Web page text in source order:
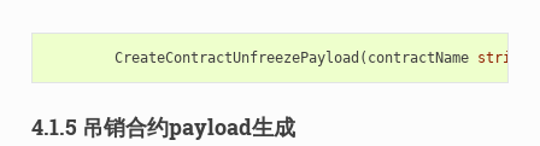
CreateContractUnfreezePayload ( contractName string
4.1.5 吊销合约payload生成